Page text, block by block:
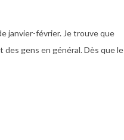
janvier-février. Je trouve que
des gens en général. Dès que le